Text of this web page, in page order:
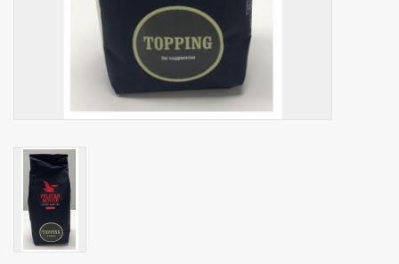
Produits d'hygiène
Cadeaux d'entreprise
Matériel d'emballage
Fournitures de bureau
Les batteries